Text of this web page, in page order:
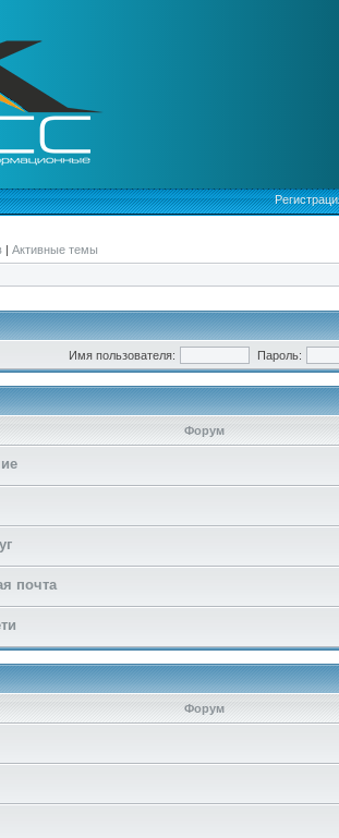
| Активные темы
Имя пользователя: Пароль:
Форум
почта
Форум